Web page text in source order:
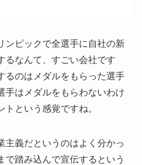
ンピックで全選手に自社の新
るなんて、すごい会社です
るのはメダルをもらった選手
手はメダルをもらわないわけ
という感覚ですね。
主義だというのはよく分かっ
で踏み込んで宣伝するという